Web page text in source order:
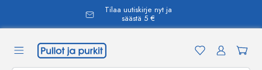
Tilaa uutiskirje nyt ja
säästä 5 €